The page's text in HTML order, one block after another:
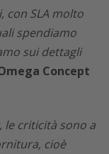
con SLA molto
spendiamo
sui dettagli
Concept
le criticità sono a
cioè